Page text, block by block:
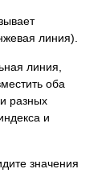
линия).
линия,
оба
разных
и
значения